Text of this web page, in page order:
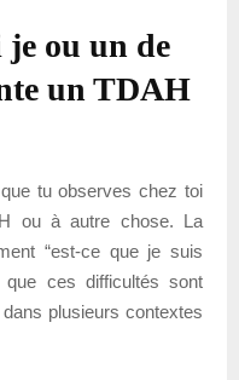
je ou un de
un TDAH
tu observes chez toi
ou à autre chose. La
“est-ce que je suis
ces difficultés sont
plusieurs contextes